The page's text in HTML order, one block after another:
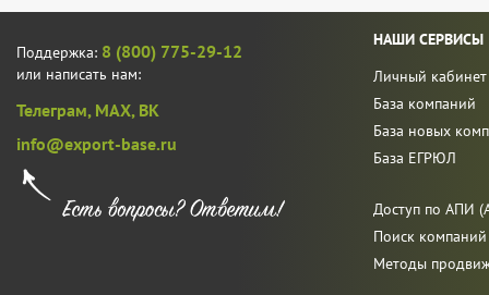
Поддержка: 8 (800) 775-29-12
или написать нам:
Телеграм, MAX, ВК
info@export-base.ru
НАШИ СЕРВИСЫ
Личный кабинет
База компаний
База новых
База ЕГРЮЛ
Доступ по АПИ
Поиск
Методы